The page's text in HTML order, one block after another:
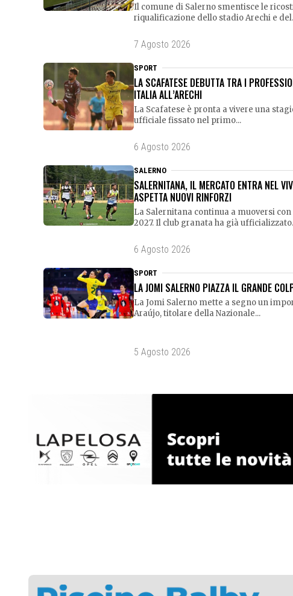
Il comune di Salerno smentisce le
riqualificazione dello stadio Arechi e
7 Agosto 2026
SPORT
LA SCAFATESE DEBUTTA TRA I
ITALIA ALL’ARECHI
La Scafatese è pronta a vivere una
ufficiale fissato nel primo...
6 Agosto 2026
SALERNO
SALERNITANA, IL MERCATO ENTRA NEL
ASPETTA NUOVI RINFORZI
La Salernitana continua a muoversi
2027. Il club granata ha già
6 Agosto 2026
SPORT
LA JOMI SALERNO PIAZZA IL GRANDE
La Jomi Salerno mette a segno un
Araújo, titolare della Nazionale...
5 Agosto 2026